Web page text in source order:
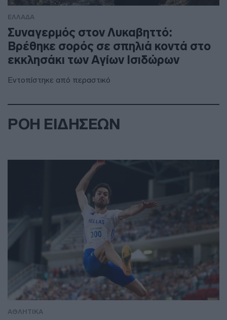
ΕΛΛΑΔΑ
Συναγερμός στον Λυκαβηττό:
Βρέθηκε σορός σε σπηλιά κοντά στο
εκκλησάκι των Αγίων Ισιδώρων
Εντοπίστηκε από περαστικό
ΡΟΗ ΕΙΔΗΣΕΩΝ
ΑΘΛΗΤΙΚΑ